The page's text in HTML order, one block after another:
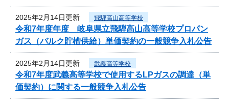
2025年2月14日更新 飛騨高山高等学校
令和7年度年度 岐阜県立飛騨高山高等学校プロパン
ガス（バルク貯槽供給）単価契約の一般競争入札公告
2025年2月14日更新 武義高等学校
令和7年度武義高等学校で使用するLPガスの調達（単
価契約）に関する一般競争入札公告